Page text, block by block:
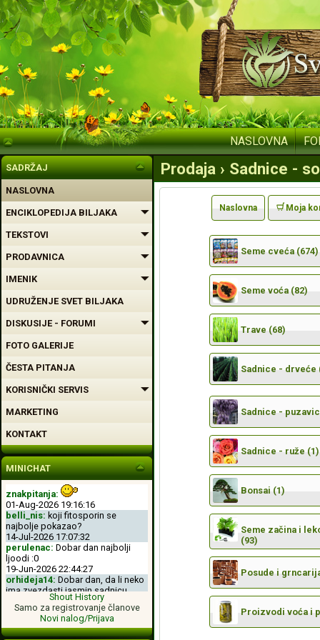
NASLOVNA
SADRŽAJ
NASLOVNA
ENCIKLOPEDIJA BILJAKA
TEKSTOVI
PRODAVNICA
IMENIK
UDRUŽENJE SVET BILJAKA
DISKUSIJE - FORUMI
FOTO GALERIJE
ČESTA PITANJA
KORISNIČKI SERVIS
MARKETING
KONTAKT
MINICHAT
znakpitanja:
01-Aug-2026 19:16:16
belli_nis: koji fitosporin se
najbolje pokazao?
14-Jul-2026 17:07:32
perulenac: Dobar dan najbolji
ljoodi :0
19-Jun-2026 22:44:27
orhideja14: Dobar dan, da li neko
ima zvezdasti jasmin sadnicu.
04-Jun-2026 11:50:00
perulenac:Dobro veche dobri
ljoodi :-D
26-May-2026 23:11:49
Shout History
Samo za registrovanje članove
Novi nalog/Prijava
Prodaja › Sadnice -
Naslovna Moja
Seme cveća (674)
Seme voća (82)
Trave (68)
Sadnice - drveće
Sadnice -
Sadnice - ruže (1)
Bonsai (1)
Seme začina i
(93)
Posude i
Proizvodi voća i